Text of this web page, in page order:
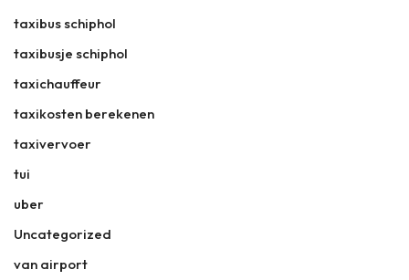
taxibus schiphol
taxibusje schiphol
taxichauffeur
taxikosten berekenen
taxivervoer
tui
uber
Uncategorized
van airport